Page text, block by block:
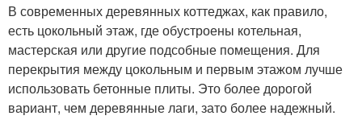
В современных деревянных коттеджах, как правило,
есть цокольный этаж, где обустроены котельная,
мастерская или другие подсобные помещения. Для
перекрытия между цокольным и первым этажом лучше
использовать бетонные плиты. Это более дорогой
вариант, чем деревянные лаги, зато более надежный.